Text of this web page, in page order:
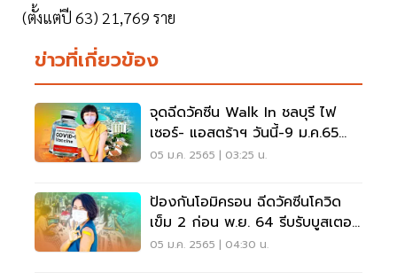
(ตั้งแต่ปี 63) 21,769 ราย
ข่าวที่เกี่ยวข้อง
จุดฉีดวัคซีน Walk In ชลบุรี ไฟ
เซอร์- แอสตร้าฯ วันนี้-9 ม.ค.65
เช็กพิกัดที่นี่
05 ม.ค. 2565 | 03:25 น.
ป้องกันโอมิครอน ฉีดวัคซีนโควิด
เข็ม 2 ก่อน พ.ย. 64 รีบรับบูสเตอร์
โดส ด่วน !
05 ม.ค. 2565 | 04:30 น.